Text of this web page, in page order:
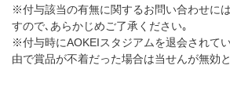
※付与該当の有無に関するお問い合わせに
すので､あらかじめご了承ください｡
※付与時にAOKEIスタジアムを退会されて
由で賞品が不着だった場合は当せんが無効